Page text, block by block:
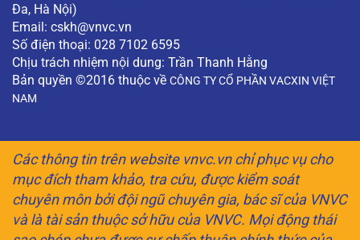
Đa, Hà Nội)
Email: cskh@vnvc.vn
Số điện thoại: 028 7102 6595
Chịu trách nhiệm nội dung: Trần Thanh Hằng
Bản quyền ©2016 thuộc về CÔNG TY CỔ PHẦN VACXIN VIỆT
NAM
Các thông tin trên website vnvc.vn chỉ phục vụ cho
mục đích tham khảo, tra cứu, được kiểm soát
chuyên môn bởi đội ngũ chuyên gia, bác sĩ của VNVC
và là tài sản thuộc sở hữu của VNVC. Mọi động thái